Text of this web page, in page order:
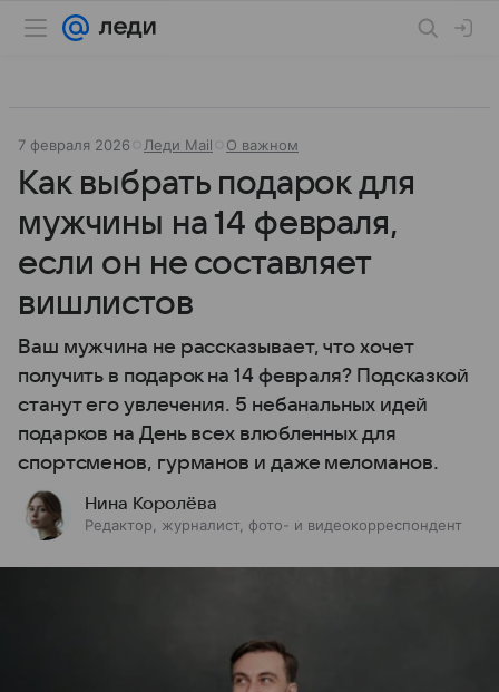
7 февраля 2026 Леди Mail О важном
Как выбрать подарок для
мужчины на 14 февраля,
если он не составляет
вишлистов
Ваш мужчина не рассказывает, что хочет
получить в подарок на 14 февраля? Подсказкой
станут его увлечения. 5 небанальных идей
подарков на День всех влюбленных для
спортсменов, гурманов и даже меломанов.
Нина Королёва
Редактор, журналист, фото- и видеокорреспондент